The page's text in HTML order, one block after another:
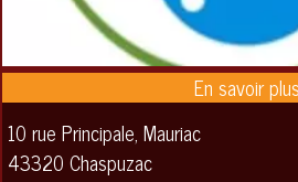
10 rue Principale, Mauriac
43320 Chaspuzac